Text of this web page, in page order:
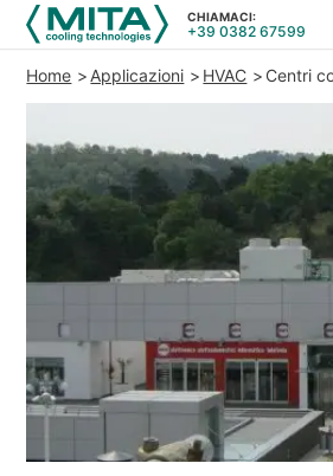
CHIAMACI:
+39 0382 67599
APPLICAZIONI
SERVIZI E CONSULENZA
SERVICE
RISORSE
CONTATTI
CHIAMACI: +39 0382 67599
Home Applicazioni HVAC Centri